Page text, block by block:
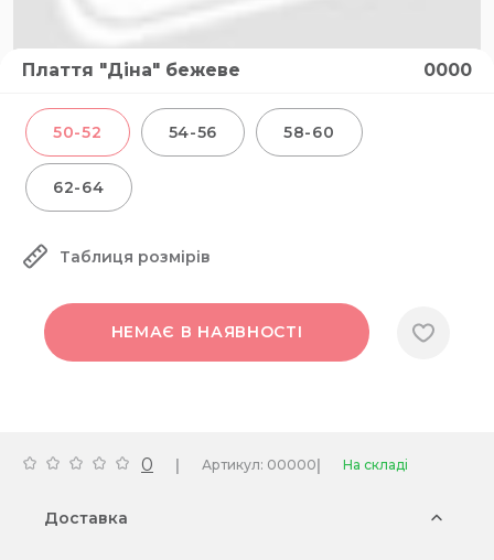
Плаття "Діна" бежеве 0000
50-52 54-56 58-60
62-64
Таблиця розмірів
НЕМАЄ В НАЯВНОСТІ
0 | Артикул: 00000| На складі
Доставка